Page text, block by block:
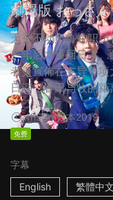
劇場版 おっさ
天空不动产鲁蛇职
一年后才重回日本
者更宣佈在主导一
日深，春田与牧的
1h53m日本2019
免费
字幕
English
繁體中文